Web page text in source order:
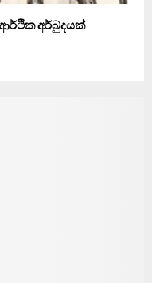
අර්බුදයක්